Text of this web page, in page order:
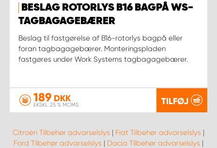
BESLAG ROTORLYS B16 BAGPÅ WS-
TAGBAGAGEBÆRER
Beslag til fastgørelse af B16-rotorlys bagpå eller
foran tagbagagebærer. Monteringspladen
fastgøres under Work Systems tagbagagebærer.
189 DKK
EKSKL. 25 % MOMS TILFØJ
Citroën Tilbehør advarselslys | Fiat Tilbehør advarselslys |
Ford Tilbehør advarselslys | Dacia Tilbehør advarselslys |